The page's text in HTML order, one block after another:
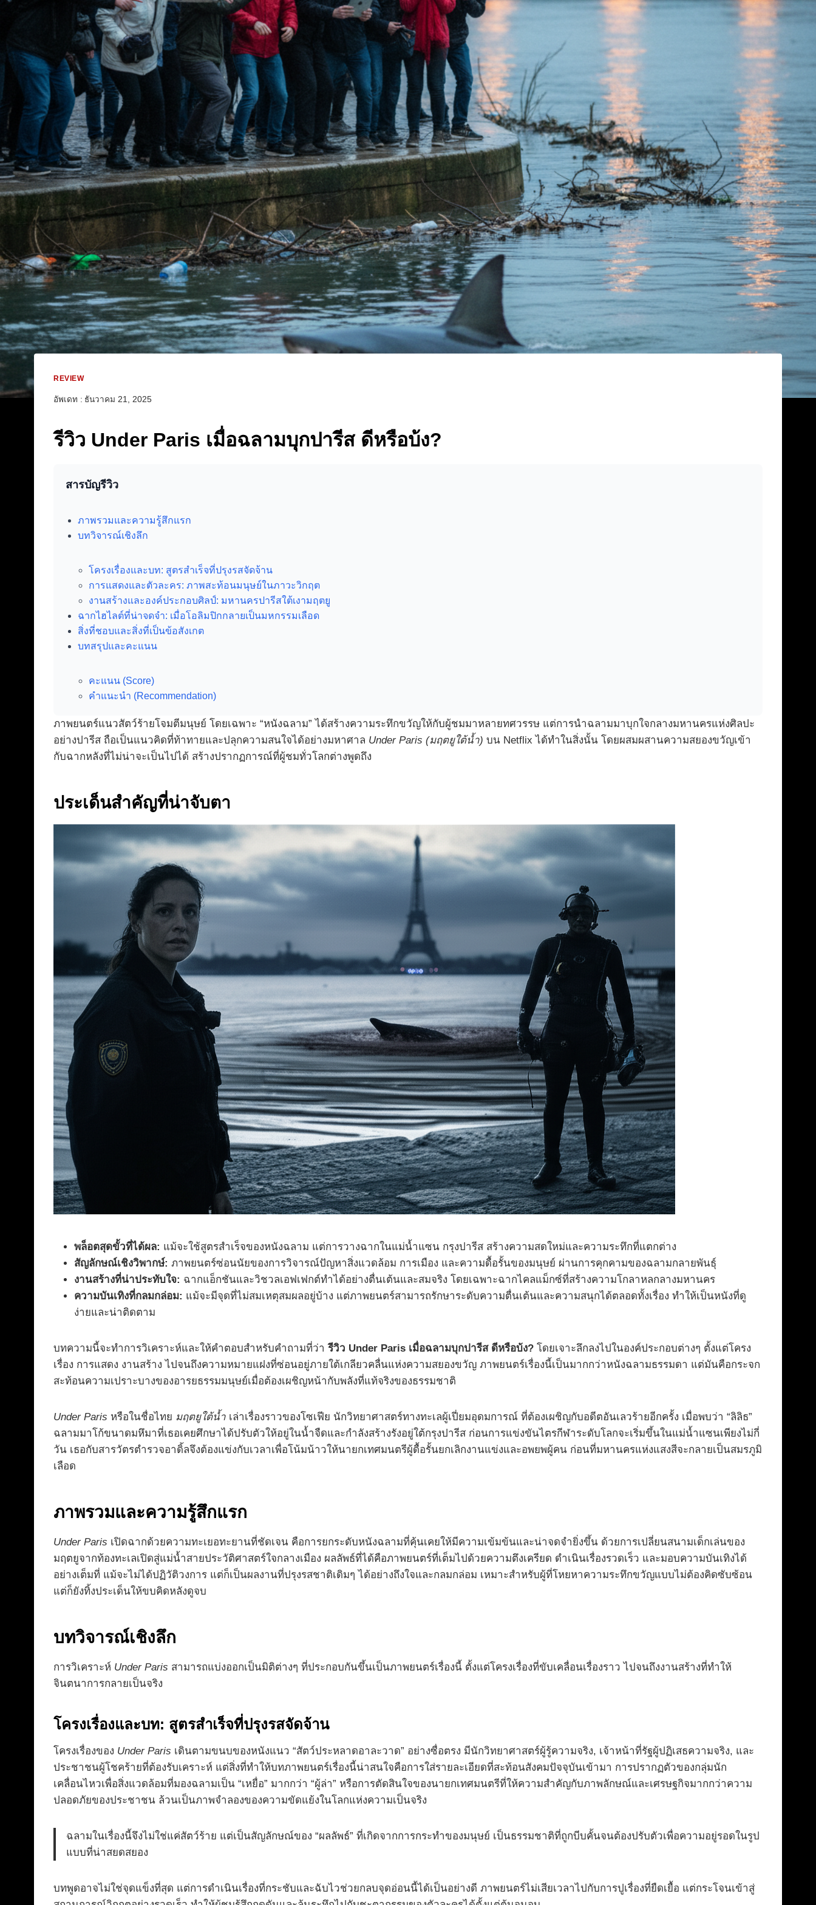
REVIEW
อัพเดท : ธันวาคม 21, 2025
รีวิว Under Paris เมื่อฉลามบุกปารีส ดีหรือบ้ง?
สารบัญรีวิว
ภาพรวมและความรู้สึกแรก
บทวิจารณ์เชิงลึก
โครงเรื่องและบท: สูตรสำเร็จที่ปรุงรสจัดจ้าน
การแสดงและตัวละคร: ภาพสะท้อนมนุษย์ในภาวะวิกฤต
งานสร้างและองค์ประกอบศิลป์: มหานครปารีสใต้เงามฤตยู
ฉากไฮไลต์ที่น่าจดจำ: เมื่อโอลิมปิกกลายเป็นมหกรรมเลือด
สิ่งที่ชอบและสิ่งที่เป็นข้อสังเกต
บทสรุปและคะแนน
คะแนน (Score)
คำแนะนำ (Recommendation)
ภาพยนตร์แนวสัตว์ร้ายโจมตีมนุษย์ โดยเฉพาะ “หนังฉลาม” ได้สร้างความระทึกขวัญให้กับผู้ชมมาหลายทศวรรษ แต่การนำฉลามมาบุกใจกลางมหานครแห่งศิลปะ
อย่างปารีส ถือเป็นแนวคิดที่ท้าทายและปลุกความสนใจได้อย่างมหาศาล Under Paris (มฤตยูใต้น้ำ) บน Netflix ได้ทำในสิ่งนั้น โดยผสมผสานความสยองขวัญเข้า
กับฉากหลังที่ไม่น่าจะเป็นไปได้ สร้างปรากฏการณ์ที่ผู้ชมทั่วโลกต่างพูดถึง
ประเด็นสำคัญที่น่าจับตา
พล็อตสุดขั้วที่ได้ผล: แม้จะใช้สูตรสำเร็จของหนังฉลาม แต่การวางฉากในแม่น้ำแซน กรุงปารีส สร้างความสดใหม่และความระทึกที่แตกต่าง
สัญลักษณ์เชิงวิพากษ์: ภาพยนตร์ซ่อนนัยของการวิจารณ์ปัญหาสิ่งแวดล้อม การเมือง และความดื้อรั้นของมนุษย์ ผ่านการคุกคามของฉลามกลายพันธุ์
งานสร้างที่น่าประทับใจ: ฉากแอ็กชันและวิชวลเอฟเฟกต์ทำได้อย่างตื่นเต้นและสมจริง โดยเฉพาะฉากไคลแม็กซ์ที่สร้างความโกลาหลกลางมหานคร
ความบันเทิงที่กลมกล่อม: แม้จะมีจุดที่ไม่สมเหตุสมผลอยู่บ้าง แต่ภาพยนตร์สามารถรักษาระดับความตื่นเต้นและความสนุกได้ตลอดทั้งเรื่อง ทำให้เป็นหนังที่ดู
ง่ายและน่าติดตาม
บทความนี้จะทำการวิเคราะห์และให้คำตอบสำหรับคำถามที่ว่ารีวิว Under Paris เมื่อฉลามบุกปารีส ดีหรือบ้ง? โดยเจาะลึกลงไปในองค์ประกอบต่างๆ ตั้งแต่โครง
เรื่อง การแสดง งานสร้าง ไปจนถึงความหมายแฝงที่ซ่อนอยู่ภายใต้เกลียวคลื่นแห่งความสยองขวัญ ภาพยนตร์เรื่องนี้เป็นมากกว่าหนังฉลามธรรมดา แต่มันคือกระจก
สะท้อนความเปราะบางของอารยธรรมมนุษย์เมื่อต้องเผชิญหน้ากับพลังที่แท้จริงของธรรมชาติ
Under Paris หรือในชื่อไทย มฤตยูใต้น้ำ เล่าเรื่องราวของโซเฟีย นักวิทยาศาสตร์ทางทะเลผู้เปี่ยมอุดมการณ์ ที่ต้องเผชิญกับอดีตอันเลวร้ายอีกครั้ง เมื่อพบว่า “ลิลิธ”
ฉลามมาโก้ขนาดมหึมาที่เธอเคยศึกษาได้ปรับตัวให้อยู่ในน้ำจืดและกำลังสร้างรังอยู่ใต้กรุงปารีส ก่อนการแข่งขันไตรกีฬาระดับโลกจะเริ่มขึ้นในแม่น้ำแซนเพียงไม่กี่
วัน เธอกับสารวัตรตำรวจอาดิ้ลจึงต้องแข่งกับเวลาเพื่อโน้มน้าวให้นายกเทศมนตรีผู้ดื้อรั้นยกเลิกงานแข่งและอพยพผู้คน ก่อนที่มหานครแห่งแสงสีจะกลายเป็นสมรภูมิ
เลือด
ภาพรวมและความรู้สึกแรก
Under Paris เปิดฉากด้วยความทะเยอทะยานที่ชัดเจน คือการยกระดับหนังฉลามที่คุ้นเคยให้มีความเข้มข้นและน่าจดจำยิ่งขึ้น ด้วยการเปลี่ยนสนามเด็กเล่นของ
มฤตยูจากท้องทะเลเปิดสู่แม่น้ำสายประวัติศาสตร์ใจกลางเมือง ผลลัพธ์ที่ได้คือภาพยนตร์ที่เต็มไปด้วยความตึงเครียด ดำเนินเรื่องรวดเร็ว และมอบความบันเทิงได้
อย่างเต็มที่ แม้จะไม่ได้ปฏิวัติวงการ แต่ก็เป็นผลงานที่ปรุงรสชาติเดิมๆ ได้อย่างถึงใจและกลมกล่อม เหมาะสำหรับผู้ที่โหยหาความระทึกขวัญแบบไม่ต้องคิดซับซ้อน
แต่ก็ยังทิ้งประเด็นให้ขบคิดหลังดูจบ
บทวิจารณ์เชิงลึก
การวิเคราะห์ Under Paris สามารถแบ่งออกเป็นมิติต่างๆ ที่ประกอบกันขึ้นเป็นภาพยนตร์เรื่องนี้ ตั้งแต่โครงเรื่องที่ขับเคลื่อนเรื่องราว ไปจนถึงงานสร้างที่ทำให้
จินตนาการกลายเป็นจริง
โครงเรื่องและบท: สูตรสำเร็จที่ปรุงรสจัดจ้าน
โครงเรื่องของ Under Paris เดินตามขนบของหนังแนว “สัตว์ประหลาดอาละวาด” อย่างซื่อตรง มีนักวิทยาศาสตร์ผู้รู้ความจริง, เจ้าหน้าที่รัฐผู้ปฏิเสธความจริง, และ
ประชาชนผู้โชคร้ายที่ต้องรับเคราะห์ แต่สิ่งที่ทำให้บทภาพยนตร์เรื่องนี้น่าสนใจคือการใส่รายละเอียดที่สะท้อนสังคมปัจจุบันเข้ามา การปรากฏตัวของกลุ่มนัก
เคลื่อนไหวเพื่อสิ่งแวดล้อมที่มองฉลามเป็น “เหยื่อ” มากกว่า “ผู้ล่า” หรือการตัดสินใจของนายกเทศมนตรีที่ให้ความสำคัญกับภาพลักษณ์และเศรษฐกิจมากกว่าความ
ปลอดภัยของประชาชน ล้วนเป็นภาพจำลองของความขัดแย้งในโลกแห่งความเป็นจริง
ฉลามในเรื่องนี้จึงไม่ใช่แค่สัตว์ร้าย แต่เป็นสัญลักษณ์ของ “ผลลัพธ์” ที่เกิดจากการกระทำของมนุษย์ เป็นธรรมชาติที่ถูกบีบคั้นจนต้องปรับตัวเพื่อความอยู่รอดในรูป
แบบที่น่าสยดสยอง
บทพูดอาจไม่ใช่จุดแข็งที่สุด แต่การดำเนินเรื่องที่กระชับและฉับไวช่วยกลบจุดอ่อนนี้ได้เป็นอย่างดี ภาพยนตร์ไม่เสียเวลาไปกับการปูเรื่องที่ยืดเยื้อ แต่กระโจนเข้าสู่